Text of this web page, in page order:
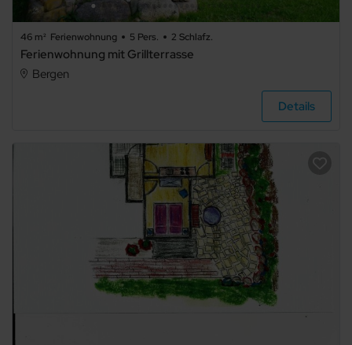
46 m² Ferienwohnung 5 Pers. 2 Schlafz.
Ferienwohnung mit Grillterrasse
Bergen
Details